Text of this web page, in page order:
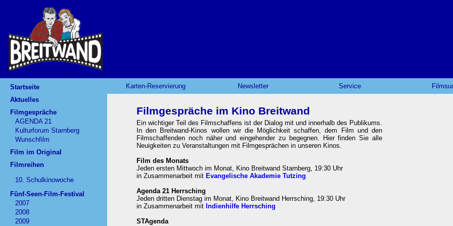
Startseite
Aktuelles
Filmgespräche
AGENDA 21
Kulturforum Starnberg
Wunschfilm
Film im Original
Filmreihen
10. Schulkinowoche
Fünf-Seen-Film-Festival
2007
2008
2009
Karten-Reservierung Newsletter Service
Filmgespräche im Kino Breitwand
Ein wichtiger Teil des Filmschaffens ist der Dialog mit und innerhalb des Publikums.
In den Breitwand-Kinos wollen wir die Möglichkeit schaffen, dem Film und den
Filmschaffenden noch näher und eingehender zu begegnen. Hier finden Sie alle
Neuigkeiten zu Veranstaltungen mit Filmgesprächen in unseren Kinos.
Film des Monats
Jeden ersten Mittwoch im Monat, Kino Breitwand Starnberg, 19:30 Uhr
in Zusammenarbeit mit Evangelische Akademie Tutzing
Agenda 21 Herrsching
Jeden dritten Dienstag im Monat, Kino Breitwand Herrsching, 19:30 Uhr
in Zusammenarbeit mit Indienhilfe Herrsching
STAgenda